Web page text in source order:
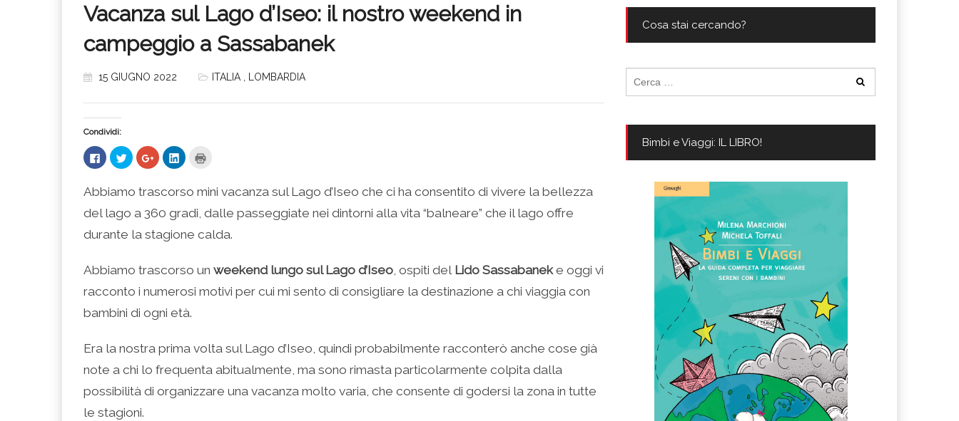
Vacanza sul Lago d’Iseo: il nostro weekend in
campeggio a Sassabanek
15 GIUGNO 2022 ITALIA LOMBARDIA
Condividi:
Fai
clic
su
Facebook
(Si
apre
una
nuova
Fai
clic
condividere
su
Twitter
(Si
in
una
Fai
clic
condividere
su
Google+
(Si
apre
in
una
Fai
clic
condividere
su
LinkedIn
(Si
in
una
stampare
(Si
apre
in
nuova
finestra)
Abbiamo trascorso mini vacanza sul Lago d’Iseo che ci ha consentito di vivere la bellezza
del lago a 360 gradi, dalle passeggiate nei dintorni alla vita “balneare” che il lago offre
durante la stagione calda.
Abbiamo trascorso un weekend lungo sul Lago d’Iseo , ospiti del Lido Sassabaneke oggi vi
racconto i numerosi motivi per cui mi sento di consigliare la destinazione a chi viaggia con
bambini di ogni età.
Era la nostra prima volta sul Lago d’Iseo, quindi probabilmente racconterò anche cose già
note a chi lo frequenta abitualmente, ma sono rimasta particolarmente colpita dalla
possibilità di organizzare una vacanza molto varia, che consente di godersi la zona in tutte
le stagioni.
Cosa stai cercando?
per:
Bimbi e Viaggi: IL LIBRO!